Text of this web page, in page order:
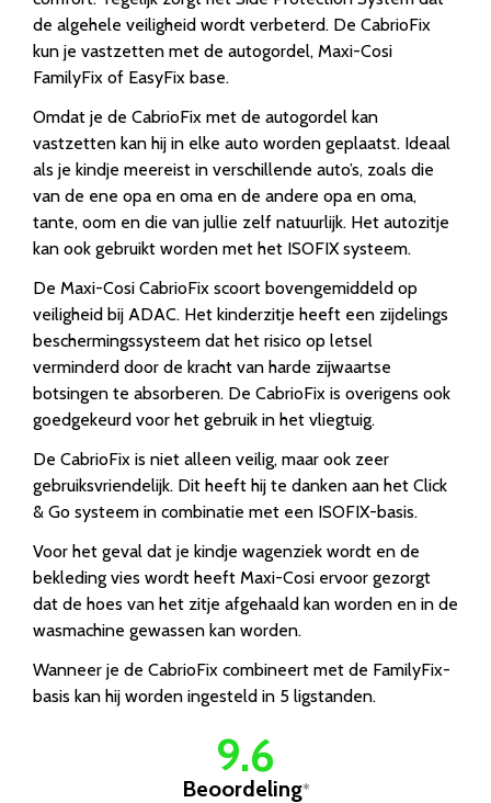
de algehele veiligheid wordt verbeterd. De CabrioFix
kun je vastzetten met de autogordel, Maxi-Cosi
FamilyFix of EasyFix base.
Omdat je de CabrioFix met de autogordel kan
vastzetten kan hij in elke auto worden geplaatst. Ideaal
als je kindje meereist in verschillende auto’s, zoals die
van de ene opa en oma en de andere opa en oma,
tante, oom en die van jullie zelf natuurlijk. Het autozitje
kan ook gebruikt worden met het ISOFIX systeem.
De Maxi-Cosi CabrioFix scoort bovengemiddeld op
veiligheid bij ADAC. Het kinderzitje heeft een zijdelings
beschermingssysteem dat het risico op letsel
verminderd door de kracht van harde zijwaartse
botsingen te absorberen. De CabrioFix is overigens ook
goedgekeurd voor het gebruik in het vliegtuig.
De CabrioFix is niet alleen veilig, maar ook zeer
gebruiksvriendelijk. Dit heeft hij te danken aan het Click
& Go systeem in combinatie met een ISOFIX-basis.
Voor het geval dat je kindje wagenziek wordt en de
bekleding vies wordt heeft Maxi-Cosi ervoor gezorgt
dat de hoes van het zitje afgehaald kan worden en in de
wasmachine gewassen kan worden.
Wanneer je de CabrioFix combineert met de FamilyFix-
basis kan hij worden ingesteld in 5 ligstanden.
9.6
Beoordeling*